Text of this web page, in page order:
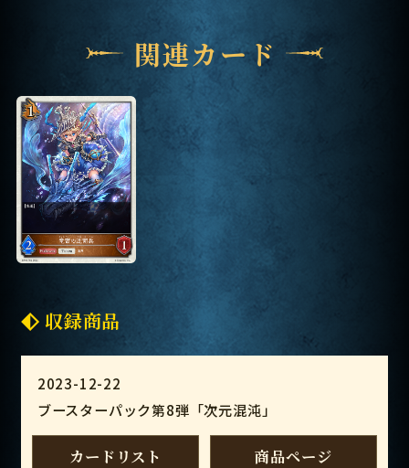
関連カード
収録商品
2023-12-22
ブースターパック第8弾「次元混沌」
カードリスト 商品ページ